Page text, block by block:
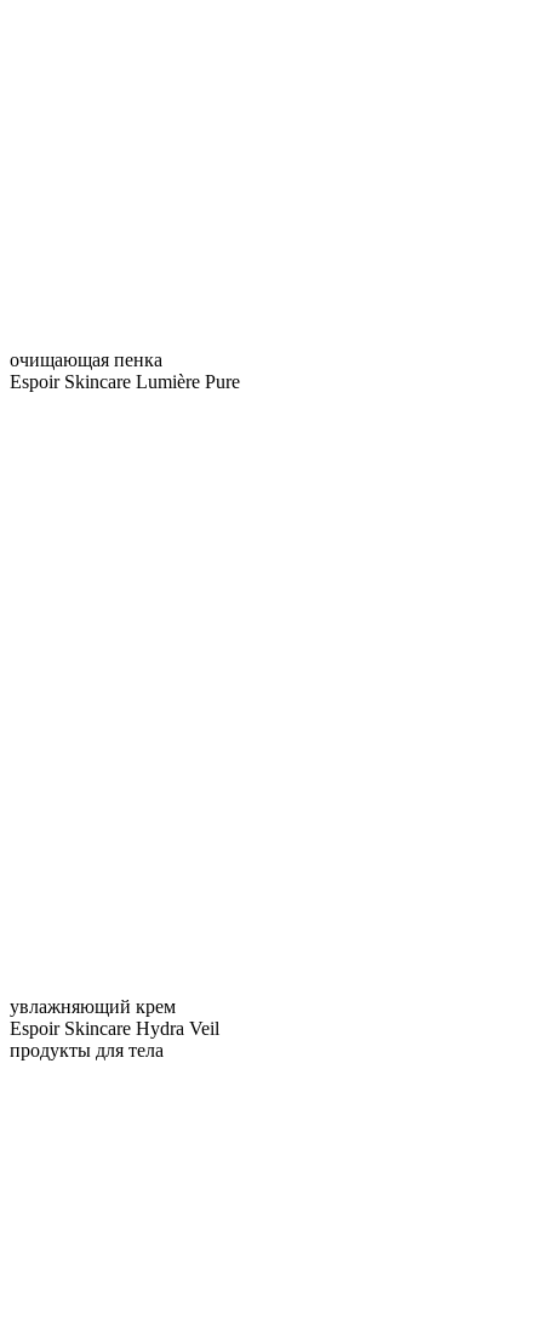
очищающая пенка
Espoir Skincare Lumière Pure
увлажняющий крем
Espoir Skincare Hydra Veil
продукты для тела